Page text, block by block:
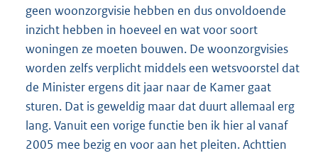
geen woonzorgvisie hebben en dus onvoldoende
inzicht hebben in hoeveel en wat voor soort
woningen ze moeten bouwen. De woonzorgvisies
worden zelfs verplicht middels een wetsvoorstel dat
de Minister ergens dit jaar naar de Kamer gaat
sturen. Dat is geweldig maar dat duurt allemaal erg
lang. Vanuit een vorige functie ben ik hier al vanaf
2005 mee bezig en voor aan het pleiten. Achttien